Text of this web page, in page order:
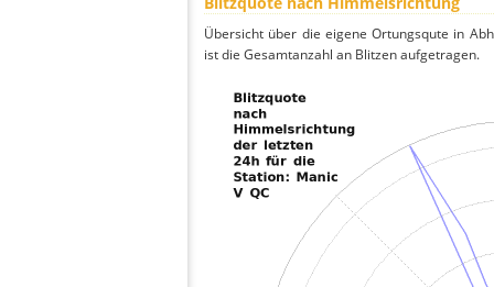
Übersicht über die eigene Ortungsqute in
ist die Gesamtanzahl an Blitzen aufgetragen.